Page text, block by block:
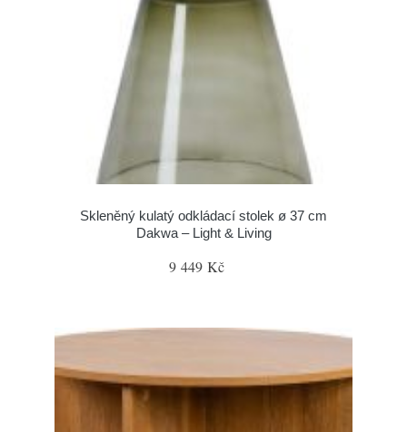
Skleněný kulatý odkládací stolek ø 37 cm
Dakwa – Light & Living
9 449 Kč